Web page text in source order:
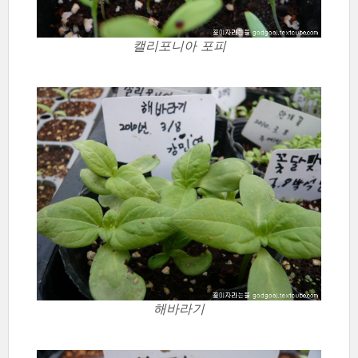
캘리포니아 포피
해바라기